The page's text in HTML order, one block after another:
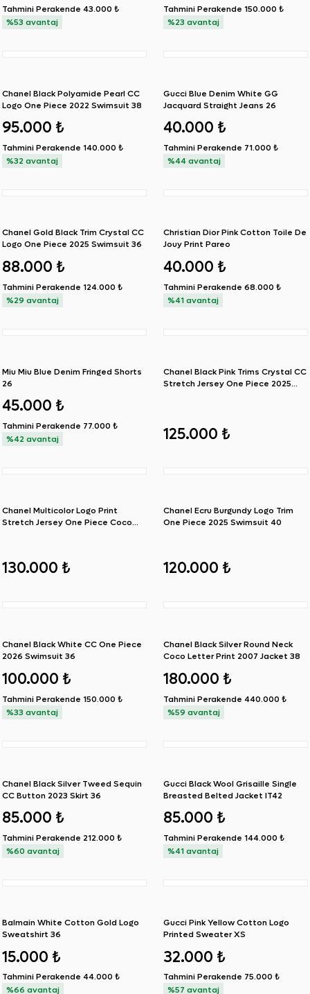
Tahmini Perakende 43.000 ₺
%53 avantaj
Tahmini Perakende 150.000 ₺
%23 avantaj
Chanel Black Polyamide Pearl CC
Logo One Piece 2022 Swimsuit 38
95.000 ₺
Tahmini Perakende 140.000 ₺
%32 avantaj
Gucci Blue Denim White GG
Jacquard Straight Jeans 26
40.000 ₺
Tahmini Perakende 71.000 ₺
%44 avantaj
Chanel Gold Black Trim Crystal CC
Logo One Piece 2025 Swimsuit 36
88.000 ₺
Tahmini Perakende 124.000 ₺
%29 avantaj
Christian Dior Pink Cotton Toile De
Jouy Print Pareo
40.000 ₺
Tahmini Perakende 68.000 ₺
%41 avantaj
Miu Miu Blue Denim Fringed Shorts
26
45.000 ₺
Tahmini Perakende 77.000 ₺
%42 avantaj
Chanel Black Pink Trims Crystal CC
Stretch Jersey One Piece 2025
125.000 ₺
Chanel Multicolor Logo Print
Stretch Jersey One Piece Coco
130.000 ₺
Chanel Ecru Burgundy Logo Trim
One Piece 2025 Swimsuit 40
120.000 ₺
Chanel Black White CC One Piece
2026 Swimsuit 36
100.000 ₺
Tahmini Perakende 150.000 ₺
%33 avantaj
Chanel Black Silver Round Neck
Coco Letter Print 2007 Jacket 38
180.000 ₺
Tahmini Perakende 440.000 ₺
%59 avantaj
Chanel Black Silver Tweed Sequin
CC Button 2023 Skirt 36
85.000 ₺
Tahmini Perakende 212.000 ₺
%60 avantaj
Gucci Black Wool Grisaille Single
Breasted Belted Jacket IT42
85.000 ₺
Tahmini Perakende 144.000 ₺
%41 avantaj
Balmain White Cotton Gold Logo
Sweatshirt 36
15.000 ₺
Tahmini Perakende 44.000 ₺
%66 avantaj
Gucci Pink Yellow Cotton Logo
Printed Sweater XS
32.000 ₺
Tahmini Perakende 75.000 ₺
%57 avantaj